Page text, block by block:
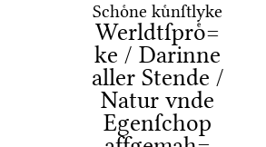
Schoͤne kuͤnſtlyke
Werldtſproͤ=
ke / Darinne
aller Stende /
Natur vnde
Egenſchop